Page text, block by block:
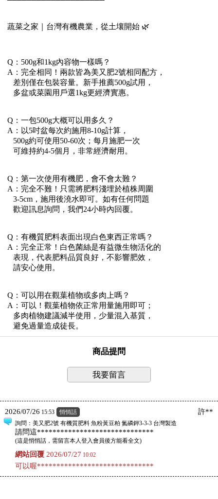
蔬菜之家｜台灣有機農業，從土壤開始 🌿
Q：500g和1kg內容物一樣嗎？
A：完全相同！兩款皆為美又肥2號相同配方，
差別僅在包裝容量。新手推薦500g試用，
多盆或菜園用戶選1kg更經濟實惠。
Q：一包500g大概可以用多久？
A：以5吋盆每次約施用8-10g計算，
500g約可使用50-60次；每月施肥一次
可維持約4-5個月，非常經濟耐用。
Q：第一次使用有機肥，會不會太難？
A：完全不難！只需將肥料淺埋於植株周圍
3-5cm，施用後澆水即可。如有任何問題
歡迎訊息詢問，我們24小時內回覆。
Q：有機質肥料表面出現白色東西正常嗎？
A：完全正常！白色菌絲是有益微生物活化的
表現，代表肥料品質良好，不影響肥效，
請安心使用。
Q：可以用在觀葉植物或多肉上嗎？
A：可以！觀葉植物依正常用量施用即可；
多肉植物建議減半使用，少量混入基質，
避免過量造成徒長。
商品提問
我要留言
2026/07/26 15:53 悄悄話 許**
詢問 ：美又肥2號 有機質肥料 魚粉黃豆粕 氮磷鉀3-3-3 台灣製造
請問這******************************
(這是悄悄話，需留言本人登入會員後方能看全文)
網站回覆2026/07/27 10:02
可以喔******************************